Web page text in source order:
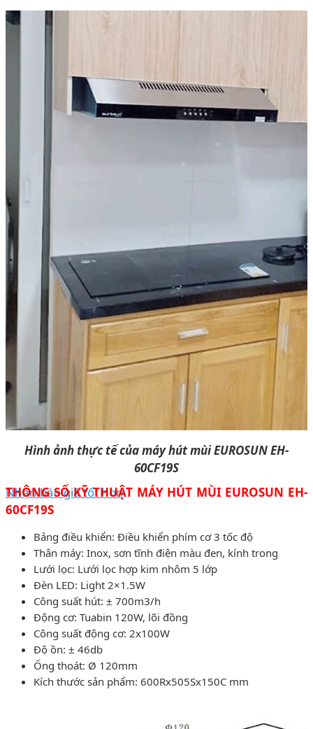
Hình ảnh thực tế của máy hút mùi EUROSUN EH-
60CF19S
Nhận báo giá tốt hơn
THÔNG SỐ KỸ THUẬT MÁY HÚT MÙI EUROSUN EH-
60CF19S
Bảng điều khiển: Điều khiển phím cơ 3 tốc độ
Thân máy: Inox, sơn tĩnh điện màu đen, kính trong
Lưới lọc: Lưới lọc hợp kim nhôm 5 lớp
Đèn LED: Light 2×1.5W
Công suất hút: ± 700m3/h
Động cơ: Tuabin 120W, lõi đồng
Công suất động cơ: 2x100W
Độ ồn: ± 46db
Ống thoát: Ø 120mm
Kích thước sản phẩm: 600Rx505Sx150C mm